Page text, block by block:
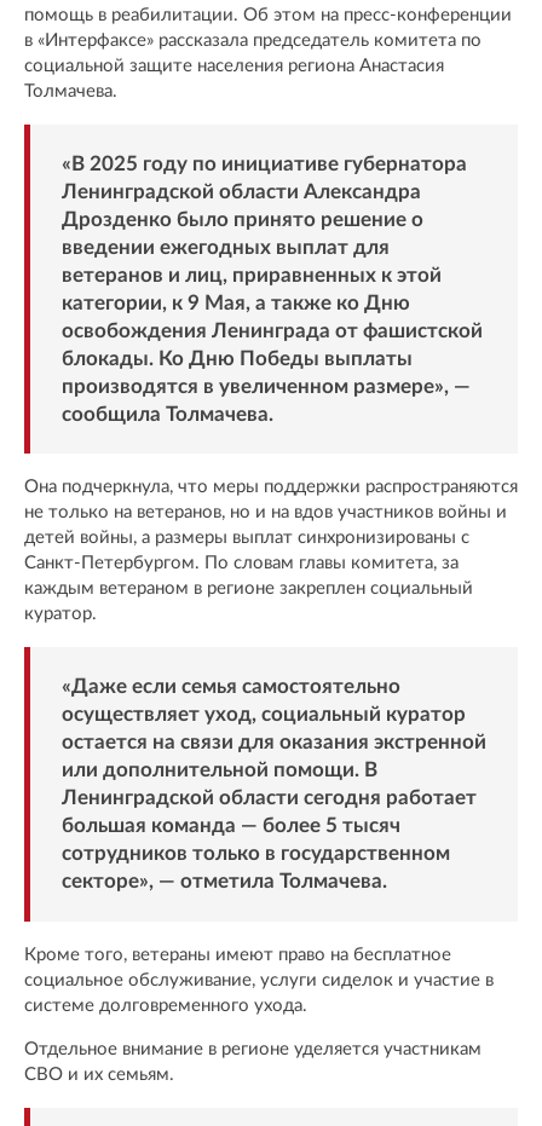
помощь в реабилитации. Об этом на пресс-конференции
в «Интерфаксе» рассказала председатель комитета по
социальной защите населения региона Анастасия
Толмачева.
«В 2025 году по инициативе губернатора
Ленинградской области Александра
Дрозденко было принято решение о
введении ежегодных выплат для
ветеранов и лиц, приравненных к этой
категории, к 9 Мая, а также ко Дню
освобождения Ленинграда от фашистской
блокады. Ко Дню Победы выплаты
производятся в увеличенном размере», —
сообщила Толмачева.
Она подчеркнула, что меры поддержки распространяются
не только на ветеранов, но и на вдов участников войны и
детей войны, а размеры выплат синхронизированы с
Санкт-Петербургом. По словам главы комитета, за
каждым ветераном в регионе закреплен социальный
куратор.
«Даже если семья самостоятельно
осуществляет уход, социальный куратор
остается на связи для оказания экстренной
или дополнительной помощи. В
Ленинградской области сегодня работает
большая команда — более 5 тысяч
сотрудников только в государственном
секторе», — отметила Толмачева.
Кроме того, ветераны имеют право на бесплатное
социальное обслуживание, услуги сиделок и участие в
системе долговременного ухода.
Отдельное внимание в регионе уделяется участникам
СВО и их семьям.